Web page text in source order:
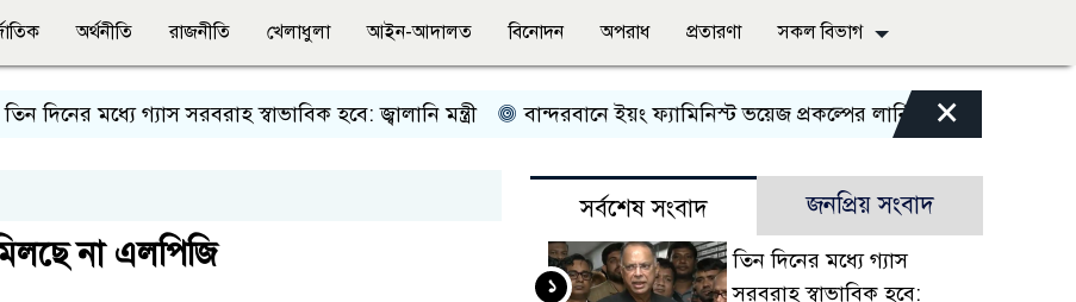
অর্থনীতি রাজনীতি খেলাধুলা আইন-আদালত বিনোদন অপরাধ প্রতারণা সকল বিভাগ
মধ্যে গ্যাস সরবরাহ স্বাভাবিক হবে: জ্বালানি মন্ত্রী বান্দরবানে ইয়ং ফ্যামিনিস্ট ভয়েজ প্রকল্পের লার্নিং শেয়ারিং কর্মশালা অনুষ্ঠিত
×
না এলপিজি
সর্বশেষ সংবাদ জনপ্রিয় সংবাদ
তিন দিনের মধ্যে গ্যাস
সরবরাহ স্বাভাবিক হবে:
১